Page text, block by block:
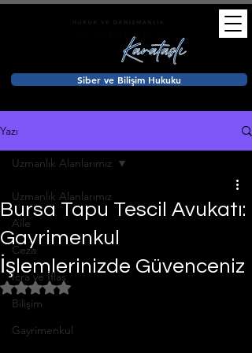
Siber ve Bilişim Hukuku
Yazı
Uzmanlık Alanlarımız
Aile
Ceza
İcra ve İflas
Bilişim
Gayrimenkul
Uzmanlık Alanlarımız
Bursa Tapu Tescil Avukatı:
Gayrimenkul
İşlemlerinizde Güvenceniz
5 üzerinden NaN yıldız